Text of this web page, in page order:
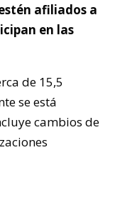
afiliados a
en las
de 15,5
se está
cambios de